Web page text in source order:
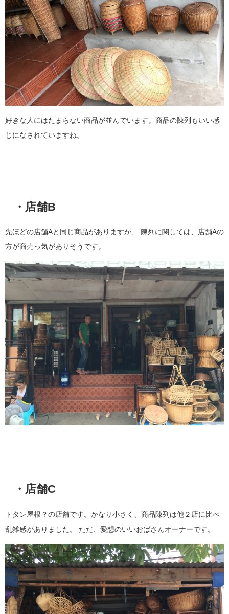
好きな人にはたまらない商品が並んでいます。商品の陳列もいい感
じになされていますね。
・店舗B
先ほどの店舗Aと同じ商品がありますが、 陳列に関しては、店舗Aの
方が商売っ気がありそうです。
・店舗C
トタン屋根？の店舗です。かなり小さく、商品陳列は他２店に比べ
乱雑感がありました。 ただ、愛想のいいおばさんオーナーです。